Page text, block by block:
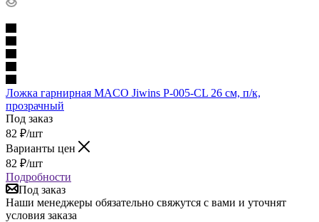
Ложка гарнирная MACO Jiwins P-005-CL 26 см, п/к,
прозрачный
Под заказ
82 ₽/шт
Варианты цен
82 ₽/шт
Подробности
Под заказ
Наши менеджеры обязательно свяжутся с вами и уточнят
условия заказа